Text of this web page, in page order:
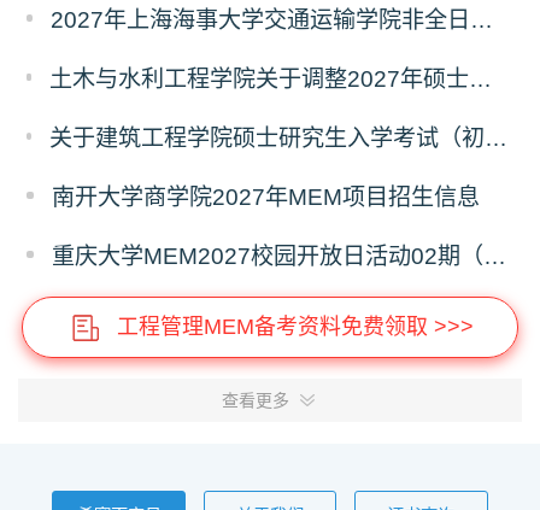
2027年上海海事大学交通运输学院非全日制专业硕士招生资讯
土木与水利工程学院关于调整2027年硕士招生专业设置及入学初试科目的通知
关于建筑工程学院硕士研究生入学考试（初试） 考试科目变更的通知
南开大学商学院2027年MEM项目招生信息
重庆大学MEM2027校园开放日活动02期（深圳）
工程管理MEM备考资料免费领取 >>>
查看更多